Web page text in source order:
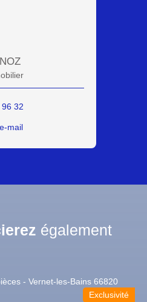
32
mail
également
Exclusivité